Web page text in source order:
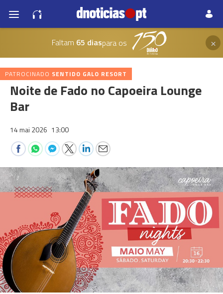
Faltam 65 diaspara os ×
PATROCINADO SENTIDO GALO RESORT
Noite de Fado no Capoeira Lounge
Bar
14 mai 2026 13:00